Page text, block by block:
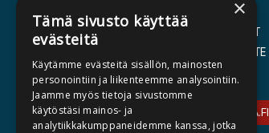
YHTEYSTIEDOT
YLEISET TOIMITUSEHDOT
SAAVUTETTAVUUSSELOSTE
TIETOSUOJASELOSTE
ASIAKASPALVELU@STORIA.FI
×
Tämä sivusto käyttää
evästeitä
Käytämme evästeitä sisällön, mainosten
personointiin ja liikenteemme analysointiin.
Jaamme myös tietoja sivustomme
käytöstäsi mainos- ja
analytiikkakumppaneidemme kanssa, jotka